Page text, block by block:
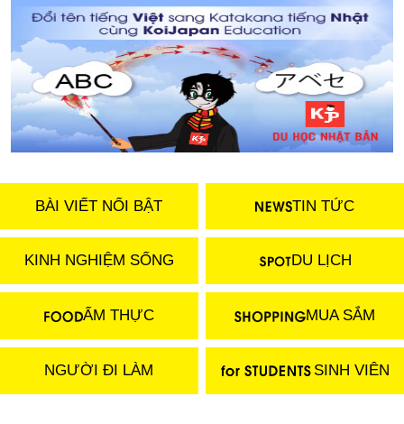
BÀI VIẾT NỔI BẬT TIN TỨC
KINH NGHIỆM SỐNG DU LỊCH
ẨM THỰC MUA SẮM
NGƯỜI ĐI LÀM SINH VIÊN